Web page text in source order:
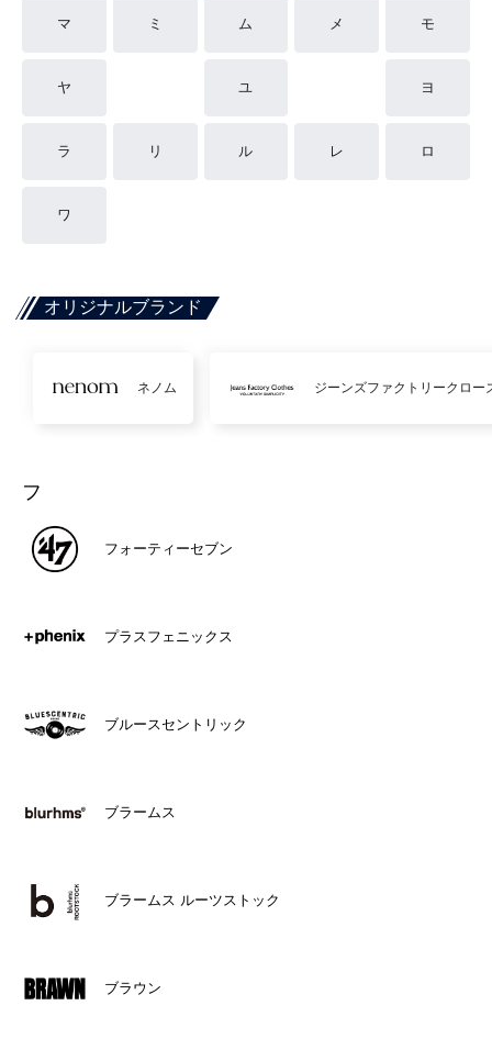
マ ミ ム メ モ
ヤ ユ ヨ
ラ リ ル レ ロ
ワ
オリジナルブランド
ネノム ジーンズファクトリークロー
フ
フォーティーセブン
プラスフェニックス
ブルースセントリック
ブラームス
ブラームス ルーツストック
ブラウン